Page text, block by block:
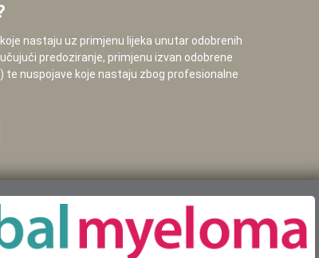
nastaju uz primjenu lijeka unutar odobrenih
predoziranje, primjenu izvan odobrene
te nuspojave koje nastaju zbog profesionalne